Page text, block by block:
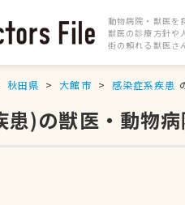
動物病院・獣医を
獣医の診療方針や
街の頼れる獣医
秋田県 大館市 感染症系疾患
患)の獣医・動物